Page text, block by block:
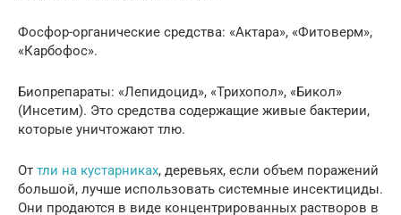
Фосфор-органические средства: «Актара», «Фитоверм»,
«Карбофос».
Биопрепараты: «Лепидоцид», «Трихопол», «Бикол»
(Инсетим). Это средства содержащие живые бактерии,
которые уничтожают тлю.
От тли на кустарниках, деревьях, если объем поражений
большой, лучше использовать системные инсектициды.
Они продаются в виде концентрированных растворов в